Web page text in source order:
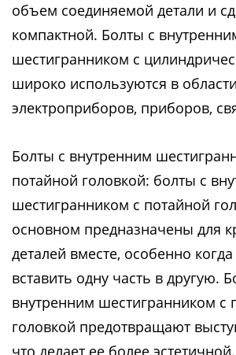
объем соединяемой детали и
компактной. Болты с
шестигранником с
широко используются в
электроприборов, приборов,
Болты с внутренним
потайной головкой: болты с
шестигранником с потайной
основном предназначены для
деталей вместе, особенно
вставить одну часть в другую.
внутренним шестигранником с
головкой предотвращают
что делает ее более